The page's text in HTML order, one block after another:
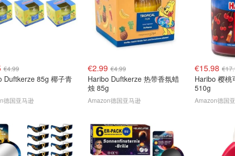
€4.99
Duftkerze 85g 椰子青
德国亚马逊
€2.99 €4.99
Haribo Duftkerze 热带香氛蜡
烛 85g
Amazon德国亚马逊
€15.98
Haribo 樱桃
510g
Amazon德国